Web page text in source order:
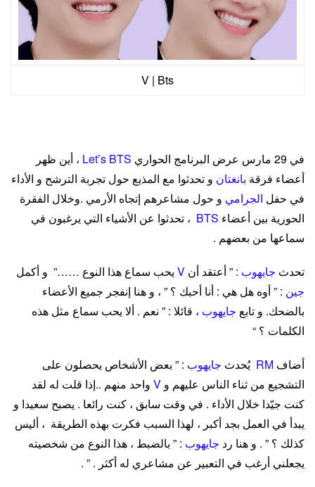
V | Bts
في 29 مارس عرض البرنامج الحواري Let’s BTS
، أين ظهر
أعضاء فرقة بانغتان و تحدثوا مع المذيع حول تجربة الترشح و الأداء
في حفل الجرامي و حول مشاعرهم إتجاه الأرمي .وخلال الفقرة
الحورية بين أعضاء BTS ، تحدثوا عن الأشياء التي يرغبون في
سماعها من بعضهم .
تحدث جايهوب : ” أعتقد أن V يحب سماع هذا النوع ……” و أكمل
جين : ” أوه هل هي : أنا أحبك ؟ ” ، و هنا إنفجر جميع الأعضاء
بالضحك. و تابع جايهوب ، قائلا : ” نعم . ألا يحب سماع مثل هذه
الكلمات ؟ “
أضاف RM يُحدث جايهوب : ” بعض الأشخاص يحصلون على
التشجيع من ثناء الناس عليهم و V واحد منهم ..إذا قلت له لقد
كنت جيّدا خلال الأداء . في وقت سابق ، كنت رائعا . يصبح سعيدا و
يبدأ في العمل بجد أكبر ، لهذا السبب فكرت بهذه الطريقة ، أليس
كذلك ؟ ” . و هنا رد جايهوب : ” بالضبط ، هذا النوع من شخصيته
يجعلني أرغب في التعبير عن مشاعري له أكثر . ” .